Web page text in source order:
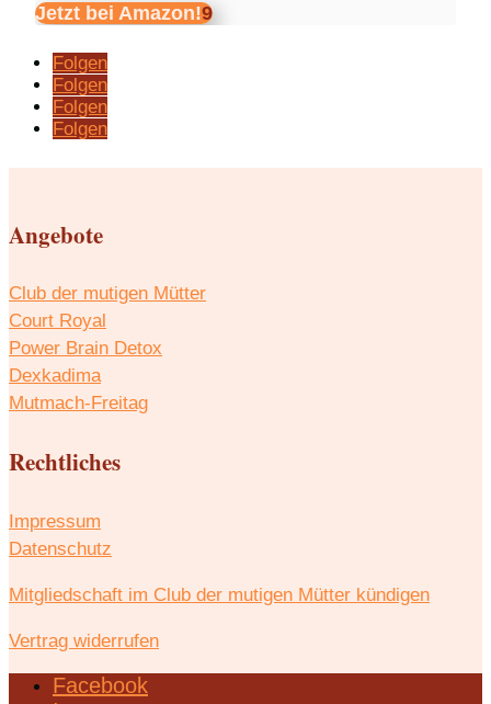
Jetzt bei Amazon!
Folgen
Folgen
Folgen
Folgen
Angebote
Club der mutigen Mütter
Court Royal
Power Brain Detox
Dexkadima
Mutmach-Freitag
Rechtliches
Impressum
Datenschutz
Mitgliedschaft im Club der mutigen Mütter kündigen
Vertrag widerrufen
Facebook